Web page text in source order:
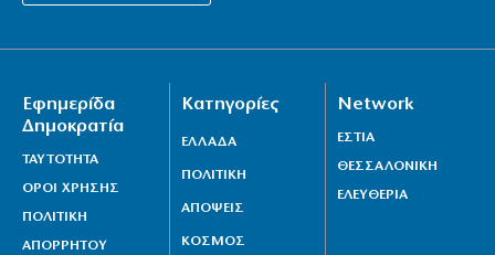
Εφημερίδα
Δημοκρατία
ΤΑΥΤΟΤΗΤΑ
ΟΡΟΙ ΧΡΗΣΗΣ
ΠΟΛΙΤΙΚΗ
ΑΠΟΡΡΗΤΟΥ
Κατηγορίες
ΕΛΛΑΔΑ
ΠΟΛΙΤΙΚΗ
ΑΠΟΨΕΙΣ
ΚΟΣΜΟΣ
Network
ΕΣΤΙΑ
ΘΕΣΣΑΛΟΝΙΚΗ
ΕΛΕΥΘΕΡΙΑ